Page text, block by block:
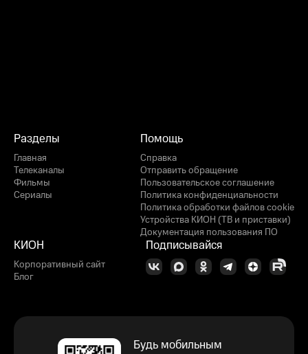
Разделы
Главная
Телеканалы
Фильмы
Сериалы
Помощь
Справка
Отправить обращение
Пользовательское соглашение
Политика конфиденциальности
Политика обработки файлов cookie
Устройства КИОН (ТВ и приставки)
Документация пользования ПО
КИОН
Корпоративный сайт
Блог
Подписывайся
Будь мобильным